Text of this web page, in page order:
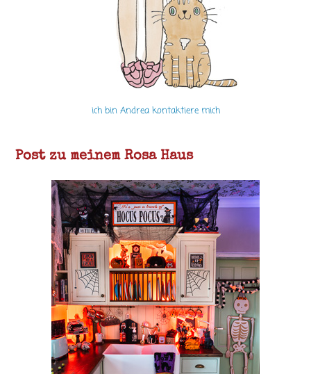
ich bin Andrea kontaktiere mich
Post zu meinem Rosa Haus